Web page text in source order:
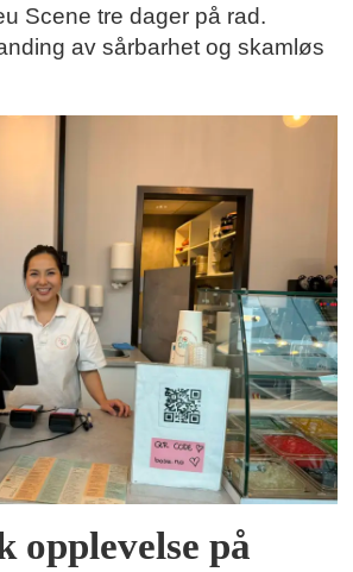
Scene tre dager på rad.
av sårbarhet og skamløs
opplevelse på